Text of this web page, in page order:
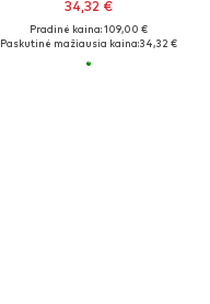
34,32 €
Pradinė kaina: 109,00 €
Paskutinė mažiausia kaina:34,32 €